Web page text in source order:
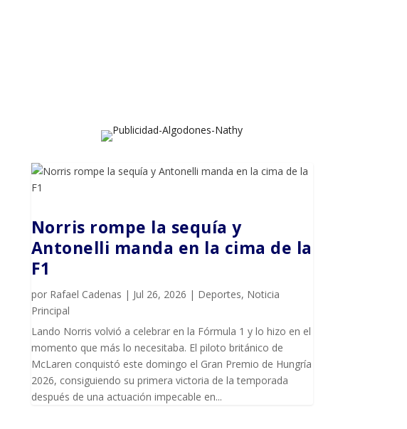
Norris rompe la sequía y
Antonelli manda en la cima de la
F1
por Rafael Cadenas | Jul 26, 2026 | Deportes, Noticia
Principal
Lando Norris volvió a celebrar en la Fórmula 1 y lo hizo en el
momento que más lo necesitaba. El piloto británico de
McLaren conquistó este domingo el Gran Premio de Hungría
2026, consiguiendo su primera victoria de la temporada
después de una actuación impecable en...